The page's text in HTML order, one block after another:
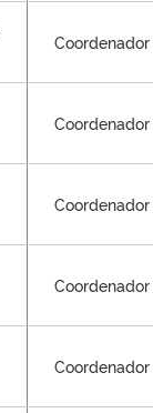
Coordenador
Coordenador
Coordenador
Coordenador
Coordenador